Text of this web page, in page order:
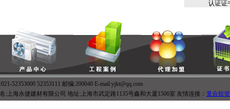
52353000 52353111 邮编:200040 E-mail:yjkt@qq.com
:上海永捷建材有限公司 地址:上海市武定路1135号鑫和大厦1506室 友情连接： 复合软管